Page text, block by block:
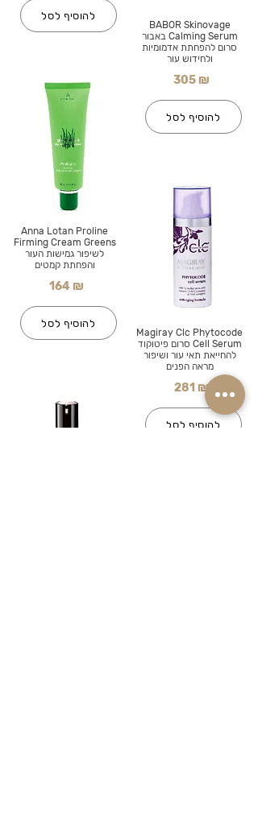
להוסיף לסל
Anna Lotan Proline
Firming Cream Greens
לשיפור גמישות העור
והפחתת קמטים
164 ₪
להוסיף לסל
BABOR Skinovage
Calming Serum באבור
סרום להפחתת אדמומיות
ולחידוש עור
305 ₪
להוסיף לסל
Magiray Clc Phytocode
Cell Serum סרום פיטוקוד
להחייאת תאי עור ושיפור
מראה הפנים
281 ₪
להוסיף לסל